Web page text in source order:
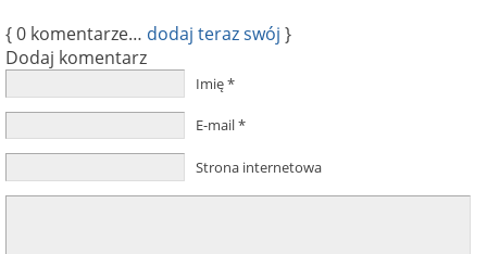
{0 komentarze… dodaj teraz swój }
Dodaj komentarz
Imię*
E-mail*
Strona internetowa